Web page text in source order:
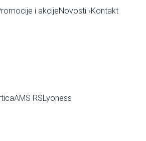
i akcijeNovosti ›Kontakt
AMS RSLyoness